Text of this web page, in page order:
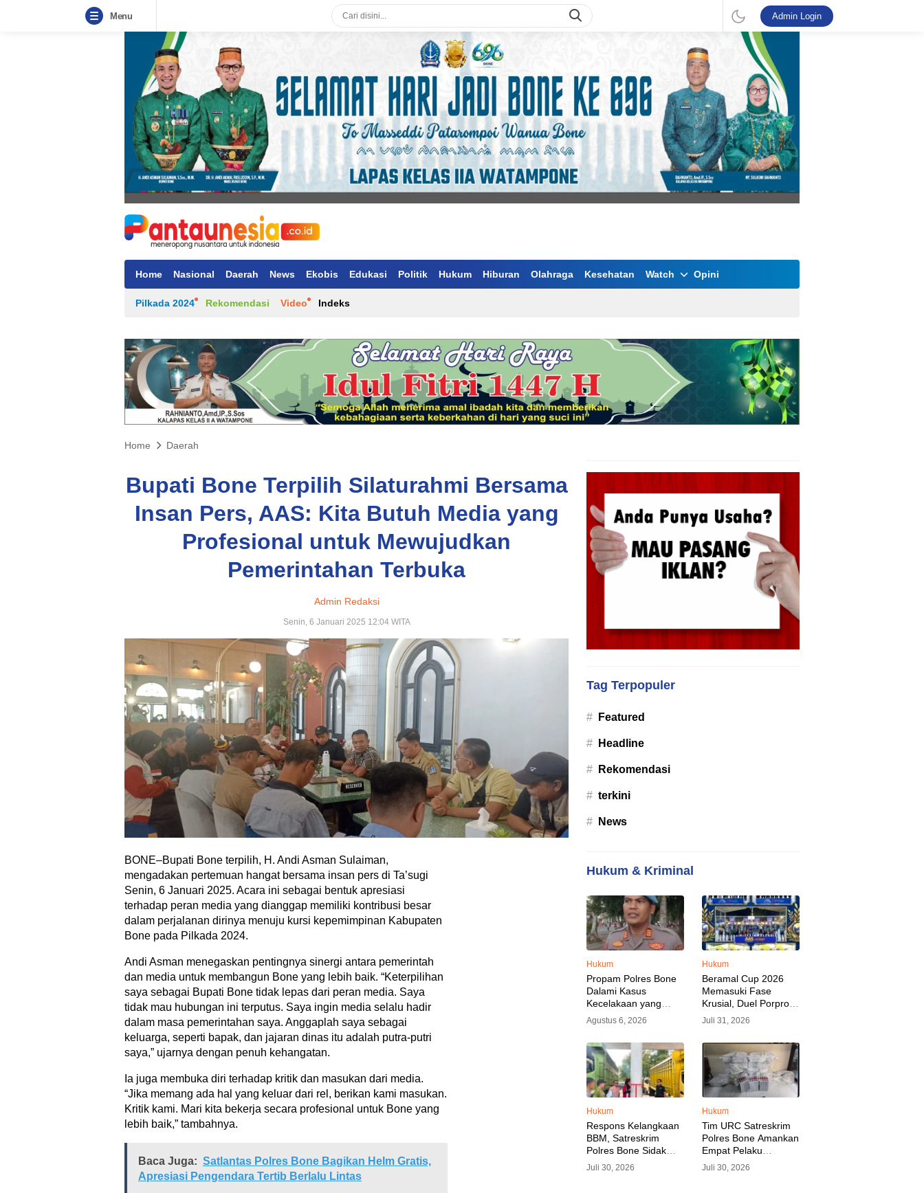
Menu Admin Login
Home Nasional Daerah News Ekobis Edukasi Politik Hukum Hiburan Olahraga Kesehatan Watch Opini
Pilkada 2024 Rekomendasi Video Indeks
Home Daerah
Bupati Bone Terpilih Silaturahmi Bersama
Insan Pers, AAS: Kita Butuh Media yang
Profesional untuk Mewujudkan
Pemerintahan Terbuka
Admin Redaksi
Senin, 6 Januari 2025 12:04 WITA
BONE–Bupati Bone terpilih, H. Andi Asman Sulaiman,
mengadakan pertemuan hangat bersama insan pers di Ta’sugi
Senin, 6 Januari 2025. Acara ini sebagai bentuk apresiasi
terhadap peran media yang dianggap memiliki kontribusi besar
dalam perjalanan dirinya menuju kursi kepemimpinan Kabupaten
Bone pada Pilkada 2024.
Andi Asman menegaskan pentingnya sinergi antara pemerintah
dan media untuk membangun Bone yang lebih baik. “Keterpilihan
saya sebagai Bupati Bone tidak lepas dari peran media. Saya
tidak mau hubungan ini terputus. Saya ingin media selalu hadir
dalam masa pemerintahan saya. Anggaplah saya sebagai
keluarga, seperti bapak, dan jajaran dinas itu adalah putra-putri
saya,” ujarnya dengan penuh kehangatan.
Ia juga membuka diri terhadap kritik dan masukan dari media.
“Jika memang ada hal yang keluar dari rel, berikan kami masukan.
Kritik kami. Mari kita bekerja secara profesional untuk Bone yang
lebih baik,” tambahnya.
Baca Juga: Satlantas Polres Bone Bagikan Helm Gratis,
Apresiasi Pengendara Tertib Berlalu Lintas
Tag Terpopuler
# Featured
# Headline
# Rekomendasi
# terkini
# News
Hukum & Kriminal
Hukum
Propam Polres Bone
Dalami Kasus
Kecelakaan yang
Libatkan Oknum
Polisi, Pelaku Sudah
Diamankan
Agustus 6, 2026
Hukum
Beramal Cup 2026
Memasuki Fase
Krusial, Duel Porprov
Bone vs Trikora Wajo
Jadi Sorotan Malam
Ini
Juli 31, 2026
Hukum
Respons Kelangkaan
BBM, Satreskrim
Polres Bone Sidak
SPBU dan Pangkalan
LPG, AKP Alvin Aji
Juli 30, 2026
Hukum
Tim URC Satreskrim
Polres Bone Amankan
Empat Pelaku
Pencurian Aset PLN,
Kerugian Ditaksir
Juli 30, 2026